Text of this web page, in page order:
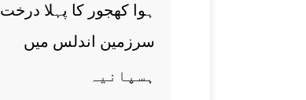
ہوا کھجور کا پہلا درخت
سرزمين اندلس ميں
ہسپانيہ